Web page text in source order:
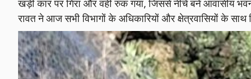
खड़ी कार पर गिरा और वहीं रुक गया, जिससे नीचे बने आवासीय
रावत ने आज सभी विभागों के अधिकारियों और क्षेत्रवासियों के साथ